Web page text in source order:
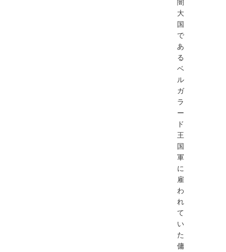
大
国
で
あ
る
ベ
ル
ガ
ラ
ー
ド
王
国
軍
に
雇
わ
れ
て
い
た
傭